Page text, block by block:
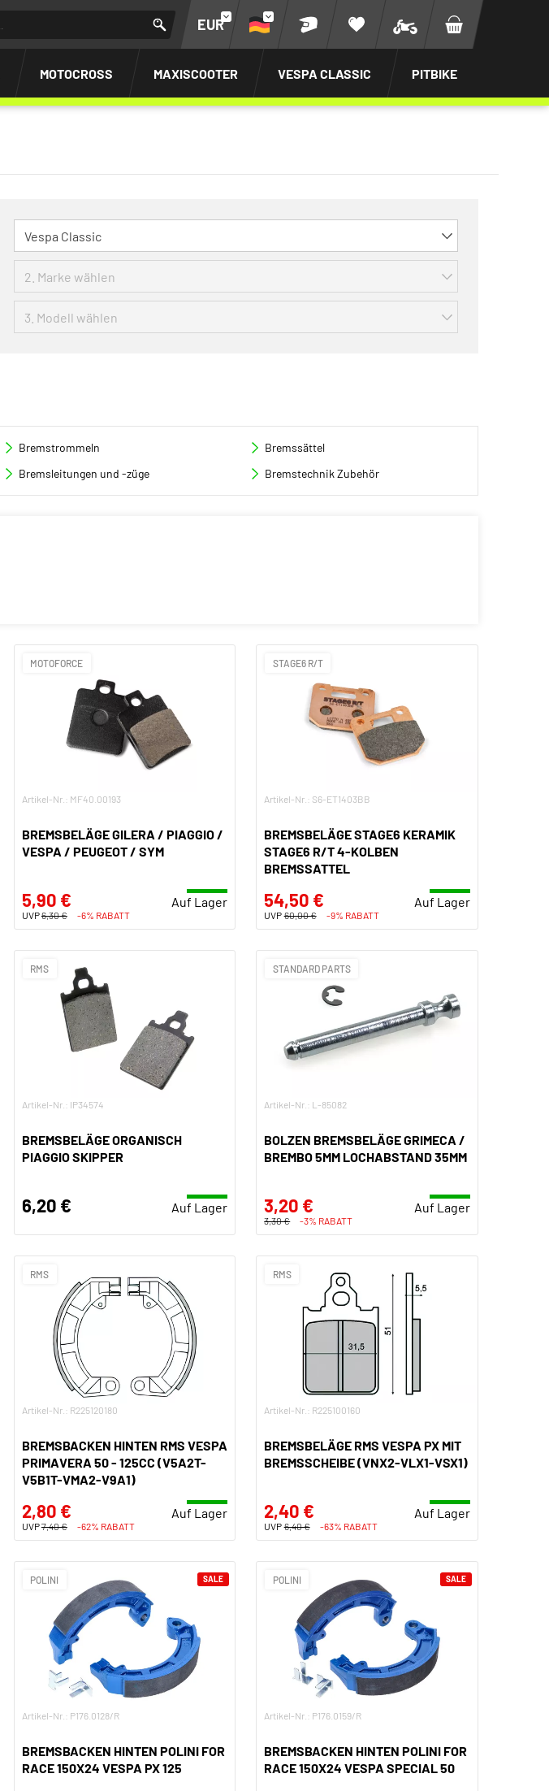
EUR
MOTOCROSS MAXISCOOTER VESPA CLASSIC PITBIKE
Bremstrommeln
Bremssättel
Bremsleitungen und -züge Bremstechnik Zubehör
MOTOFORCE
Artikel-Nr.: MF40.00193
BREMSBELÄGE GILERA / PIAGGIO /
VESPA / PEUGEOT / SYM
5,90 € Auf Lager
UVP6,30 € -6% RABATT
STAGE6 R/T
Artikel-Nr.: S6-ET1403BB
BREMSBELÄGE STAGE6 KERAMIK
STAGE6 R/T 4-KOLBEN
BREMSSATTEL
54,50 € Auf Lager
UVP60,00 € -9% RABATT
RMS
Artikel-Nr.: IP34574
BREMSBELÄGE ORGANISCH
PIAGGIO SKIPPER
6,20 € Auf Lager
STANDARD PARTS
Artikel-Nr.: L-85082
BOLZEN BREMSBELÄGE GRIMECA /
BREMBO 5MM LOCHABSTAND 35MM
3,20 € Auf Lager
3,30 € -3% RABATT
RMS
Artikel-Nr.: R225120180
BREMSBACKEN HINTEN RMS VESPA
PRIMAVERA 50 - 125CC (V5A2T-
V5B1T-VMA2-V9A1)
2,80 € Auf Lager
UVP7,40 € -62% RABATT
RMS
Artikel-Nr.: R225100160
BREMSBELÄGE RMS VESPA PX MIT
BREMSSCHEIBE (VNX2-VLX1-VSX1)
2,40 € Auf Lager
UVP6,40 € -63% RABATT
POLINI
Artikel-Nr.: P176.0128/R
BREMSBACKEN HINTEN POLINI FOR
RACE 150X24 VESPA PX 125
SALE POLINI
Artikel-Nr.: P176.0159/R
BREMSBACKEN HINTEN POLINI FOR
RACE 150X24 VESPA SPECIAL 50
SALE